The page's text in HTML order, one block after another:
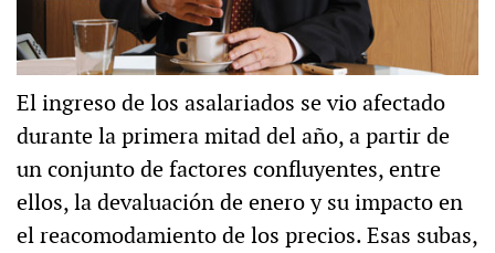
El ingreso de los asalariados se vio afectado
durante la primera mitad del año, a partir de
un conjunto de factores confluyentes, entre
ellos, la devaluación de enero y su impacto en
el reacomodamiento de los precios. Esas subas,